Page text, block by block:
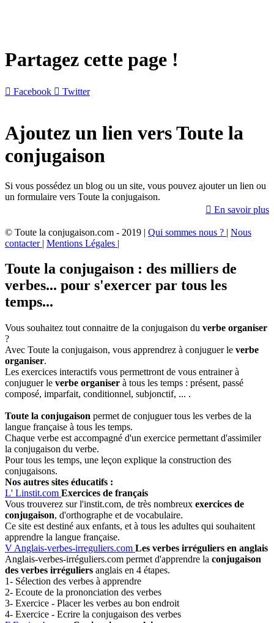
Partagez cette page !
 Facebook  Twitter
Ajoutez un lien vers Toute la
conjugaison
Si vous possédez un blog ou un site, vous pouvez ajouter un lien ou
un formulaire vers Toute la conjugaison.
 En savoir plus
© Toute la conjugaison.com - 2019 | Qui sommes nous ? | Nous
contacter | Mentions Légales |
Toute la conjugaison : des milliers de
verbes... pour s'exercer par tous les
temps...
Vous souhaitez tout connaitre de la conjugaison du verbe organiser
?
Avec Toute la conjugaison, vous apprendrez à conjuguer le verbe
organiser.
Les exercices interactifs vous permettront de vous entrainer à
conjuguer le verbe organiser à tous les temps : présent, passé
composé, imparfait, conditionnel, subjonctif, ... .
Toute la conjugaison permet de conjuguer tous les verbes de la
langue française à tous les temps.
Chaque verbe est accompagné d'un exercice permettant d'assimiler
la conjugaison du verbe.
Pour tous les temps, une leçon explique la construction des
conjugaisons.
Nos autres sites éducatifs :
L' Linstit.com Exercices de français
Vous trouverez sur l'instit.com, de très nombreux exercices de
conjugaison, d'orthographe et de vocabulaire.
Ce site est destiné aux enfants, et à tous les adultes qui souhaitent
apprendre la langue française.
V Anglais-verbes-irreguliers.com Les verbes irréguliers en anglais
Anglais-verbes-irréguliers.com permet d'apprendre la conjugaison
des verbes irréguliers anglais en 4 étapes.
1- Sélection des verbes à apprendre
2- Ecoute de la prononciation des verbes
3- Exercice - Placer les verbes au bon endroit
4- Exercice - Ecrire la conjugaison des verbes